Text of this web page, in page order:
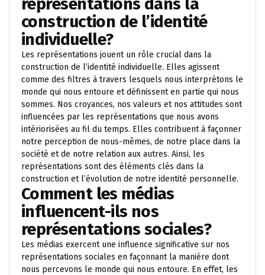
construction de l’identité
individuelle?
Les représentations jouent un rôle crucial dans la
construction de l’identité individuelle. Elles agissent
comme des filtres à travers lesquels nous interprétons le
monde qui nous entoure et définissent en partie qui nous
sommes. Nos croyances, nos valeurs et nos attitudes sont
influencées par les représentations que nous avons
intériorisées au fil du temps. Elles contribuent à façonner
notre perception de nous-mêmes, de notre place dans la
société et de notre relation aux autres. Ainsi, les
représentations sont des éléments clés dans la
construction et l’évolution de notre identité personnelle.
Comment les médias
influencent-ils nos
représentations sociales?
Les médias exercent une influence significative sur nos
représentations sociales en façonnant la manière dont
nous percevons le monde qui nous entoure. En effet, les